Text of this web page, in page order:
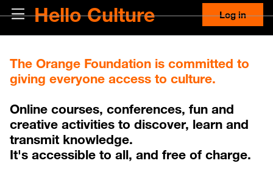
Skip to main content
Side panelHello Culture Log in
Blocks
The Orange Foundation is committed to
giving everyone access to culture.
Online courses, conferences, fun and
creative activities to discover, learn and
transmit knowledge.
It's accessible to all, and free of charge.